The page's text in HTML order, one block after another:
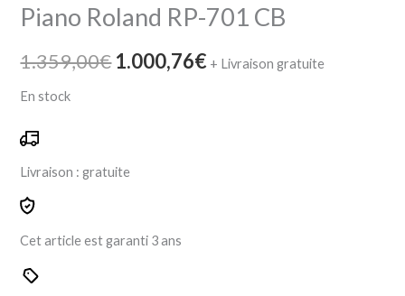
Piano Roland RP-701 CB
1.359,00€ 1.000,76€ + Livraison gratuite
En stock
Livraison :gratuite
Cet article est garanti 3 ans